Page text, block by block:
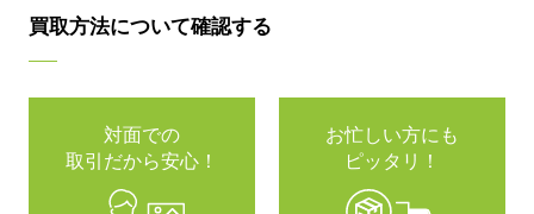
買取方法について確認する
対面での
取引だから安心！
お忙しい方にも
ピッタリ！